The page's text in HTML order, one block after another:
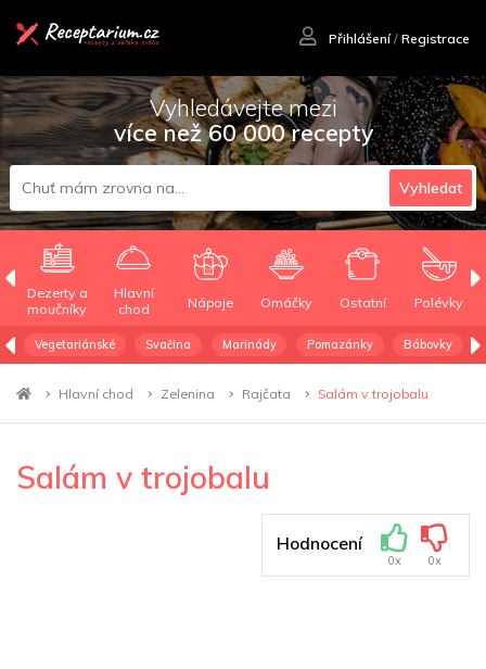
Přihlášení/ Registrace
Vyhledávejte mezi
více než 60 000 recepty
Vyhledat
Dezerty a
moučníky
Hlavní
chod
Nápoje Omáčky Ostatní Polévky
Vegetariánské Svačina Marinády Pomazánky Bábovky
Hlavní chod Zelenina Rajčata Salám v trojobalu
Salám v trojobalu
Hodnocení
0x 0x